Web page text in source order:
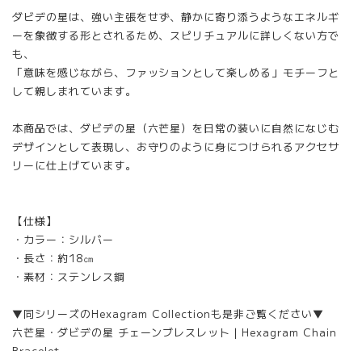
ダビデの星は、強い主張をせず、静かに寄り添うようなエネルギ
ーを象徴する形とされるため、スピリチュアルに詳しくない方で
も、
「意味を感じながら、ファッションとして楽しめる」モチーフと
して親しまれています。
本商品では、ダビデの星（六芒星）を日常の装いに自然になじむ
デザインとして表現し、お守りのように身につけられるアクセサ
リーに仕上げています。
【仕様】
・カラー：シルバー
・長さ：約18㎝
・素材：ステンレス鋼
▼同シリーズのHexagram Collectionも是非ご覧ください▼
六芒星・ダビデの星 チェーンブレスレット｜Hexagram Chain